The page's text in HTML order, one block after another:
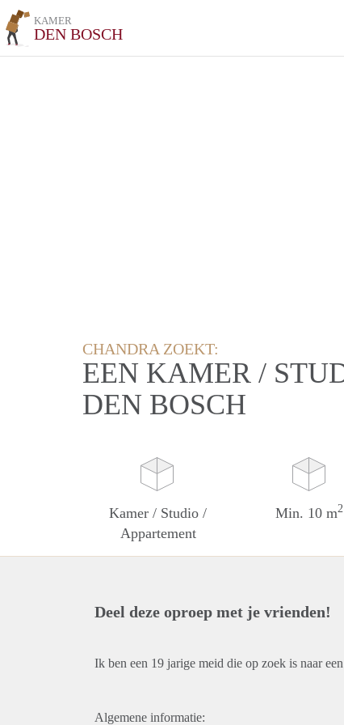
KAMER
DEN BOSCH
CHANDRA ZOEKT:
EEN KAMER /
DEN BOSCH
Kamer / Studio /
Appartement
Min. 10 m2
Deel deze oproep met je vrienden!
Ik ben een 19 jarige meid die op zoek is naar
Algemene informatie: